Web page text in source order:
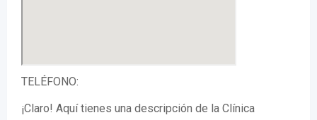
TELÉFONO:
¡Claro! Aquí tienes una descripción de la Clínica